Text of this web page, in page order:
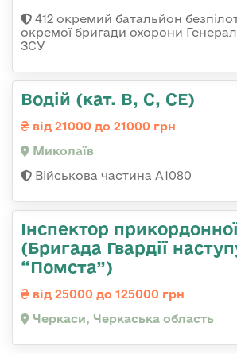
412 окремий батальйон
окремої бригади охорони
ЗСУ
Водій (кат. B, C, CE)
від 21000 до 21000 грн
Миколаїв
Військова частина А1080
Інспектор
(Бригада Гвардії
“Помста”)
від 25000 до 125000 грн
Черкаси, Черкаська область